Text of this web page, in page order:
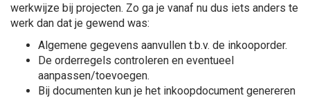
werkwijze bij projecten. Zo ga je vanaf nu dus iets anders te
werk dan dat je gewend was:
Algemene gegevens aanvullen t.b.v. de inkooporder.
De orderregels controleren en eventueel
aanpassen/toevoegen.
Bij documenten kun je het inkoopdocument genereren